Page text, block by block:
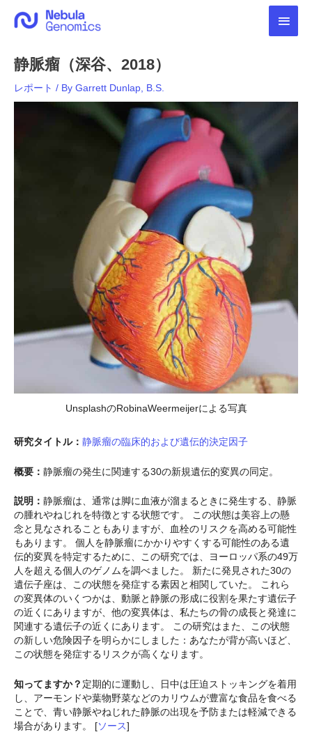
メ
静脈瘤（深谷、2018）
レポート / By Garrett Dunlap, B.S.
UnsplashのRobinaWeermeijerによる写真
研究タイトル： 静脈瘤の臨床的および遺伝的決定因子
概要： 静脈瘤の発生に関連する30の新規遺伝的変異の同定。
説明： 静脈瘤は、通常は脚に血液が溜まるときに発生する、静脈
の腫れやねじれを特徴とする状態です。 この状態は美容上の懸
念と見なされることもありますが、血栓のリスクを高める可能性
もあります。 個人を静脈瘤にかかりやすくする可能性のある遺
伝的変異を特定するために、この研究では、ヨーロッパ系の49万
人を超える個人のゲノムを調べました。 新たに発見された30の
遺伝子座は、この状態を発症する素因と相関していた。 これら
の変異体のいくつかは、動脈と静脈の形成に役割を果たす遺伝子
の近くにありますが、他の変異体は、私たちの骨の成長と発達に
関連する遺伝子の近くにあります。 この研究はまた、この状態
の新しい危険因子を明らかにしました：あなたが背が高いほど、
この状態を発症するリスクが高くなります。
知ってますか？ 定期的に運動し、日中は圧迫ストッキングを着用
し、アーモンドや葉物野菜などのカリウムが豊富な食品を食べる
ことで、青い静脈やねじれた静脈の出現を予防または軽減できる
場合があります。 [ソース]